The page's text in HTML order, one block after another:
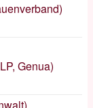
Genua)